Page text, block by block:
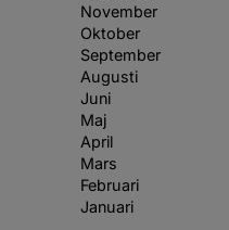
November
Oktober
September
Augusti
Juni
Maj
April
Mars
Februari
Januari